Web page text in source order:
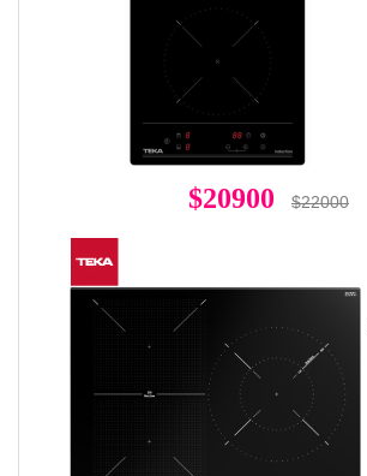
$20900 $22000